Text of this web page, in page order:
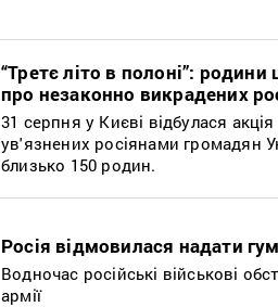
“Третє літо в полоні”:
про незаконно викрадених
31 серпня у Києві відбулася
ув'язнених росіянами громадян
близько 150 родин.
Росія відмовилася надати
Водночас російські військові
армії